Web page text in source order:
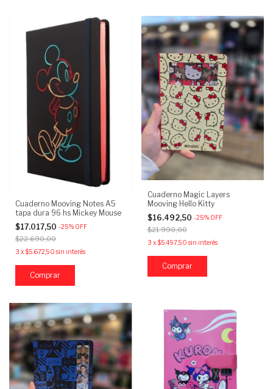
Cuaderno Mooving Notes A5
tapa dura 96 hs Mickey Mouse
$17.017,50 -25% OFF
$22.690,00
3 x$5.672,50 sin interés
Cuaderno Magic Layers
Mooving Hello Kitty
$16.492,50 -25% OFF
$21.990,00
3 x$5.497,50 sin interés